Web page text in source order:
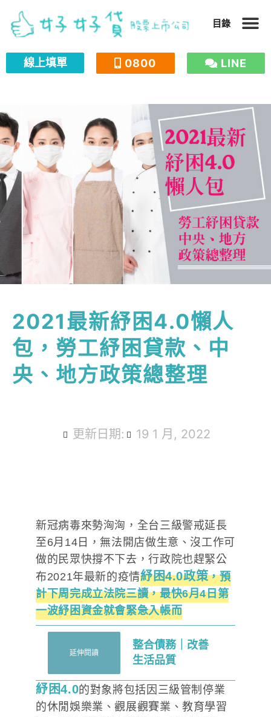
至
主
要
容
目錄
線上填單 0800 LINE
2021最新紓困4.0懶人
包，勞工紓困貸款、中
央、地方政策總整理
更新日期: 19 1 月, 2022
新冠病毒來勢洶洶，全台三級警戒延長
至6月14日，無法開店做生意、沒工作可
做的民眾快撐不下去，行政院也趕緊公
布2021年最新的疫情紓困4.0政策，預
計下周完成立法院三讀，最快6月4日第
一波紓困資金就會緊急入帳而
延伸閱讀
整合債務｜改善
生活品質
紓困4.0的對象將包括因三級管制停業
的休閒娛樂業、觀展觀賽業、教育學習